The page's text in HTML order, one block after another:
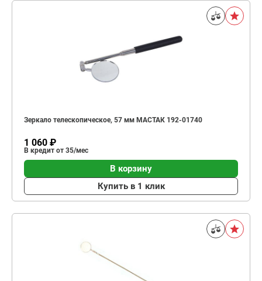
Зеркало телескопическое, 57 мм МАСТАК 192-01740
1 060 ₽
В кредит от 35/мес
В корзину
Купить в 1 клик